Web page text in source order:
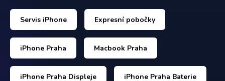
Servis iPhone Expresní pobočky
iPhone Praha Macbook Praha
iPhone Praha Displeje iPhone Praha Baterie